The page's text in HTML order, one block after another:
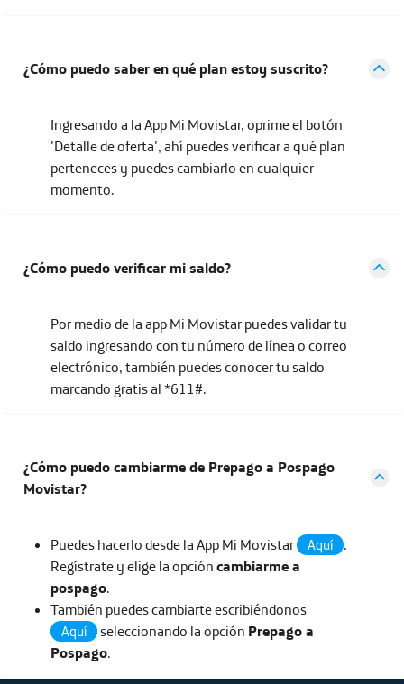
¿Cómo puedo saber en qué plan estoy suscrito?
Ingresando a la App Mi Movistar, oprime el botón
'Detalle de oferta', ahí puedes verificar a qué plan
perteneces y puedes cambiarlo en cualquier
momento.
¿Cómo puedo verificar mi saldo?
Por medio de la app Mi Movistar puedes validar tu
saldo ingresando con tu número de línea o correo
electrónico, también puedes conocer tu saldo
marcando gratis al *611#.
¿Cómo puedo cambiarme de Prepago a Pospago
Movistar?
Puedes hacerlo desde la App Mi Movistar Aquí
.
Regístrate y elige la opción cambiarme a
pospago.
También puedes cambiarte escribiéndonos
Aquí seleccionando la opción Prepago a
Pospago.